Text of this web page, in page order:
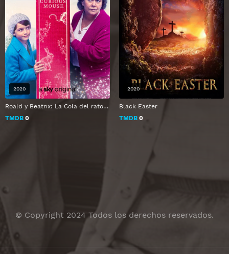
Roald y Beatrix: La Cola del raton Curioso
TMDB 0
2020
Black Easter
TMDB 0
2020
© Copyright 2024 Todos los derechos reservados.